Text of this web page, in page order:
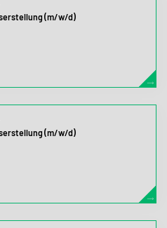
(m/w/d)
(m/w/d)